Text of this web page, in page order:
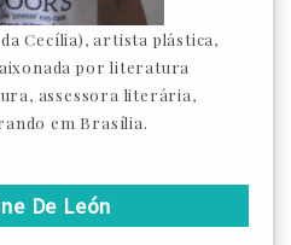
Cecília), artista plástica,
por literatura
assessora literária,
em Brasília.
De León